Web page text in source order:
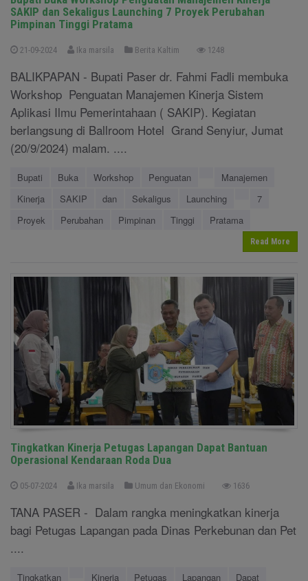
SAKIP dan Sekaligus Launching 7 Proyek Perubahan
Pimpinan Tinggi Pratama
21-09-2024 Ika marsila Berita Kaltim 1248
BALIKPAPAN - Bupati Paser dr. Fahmi Fadli membuka
Workshop Penguatan Manajemen Kinerja Sistem
Aplikasi Ilmu Pemerintahaan ( SAKIP). Kegiatan
berlangsung di Ballroom Hotel Grand Senyiur, Jumat
(20/9/2024) malam. ....
Bupati Buka Workshop Penguatan
Manajemen
Kinerja
SAKIP dan Sekaligus Launching
7
Proyek
Perubahan Pimpinan Tinggi Pratama
Read More
Tingkatkan Kinerja Petugas Lapangan Dapat Bantuan
Operasional Kendaraan Roda Dua
05-07-2024 Ika marsila Umum dan Ekonomi 1636
TANA PASER - Dalam rangka meningkatkan kinerja
bagi Petugas Lapangan pada Dinas Perkebunan dan Pet
....
Tingkatkan Kinerja Petugas Lapangan Dapat